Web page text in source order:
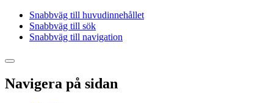
Snabbväg till huvudinnehållet
Snabbväg till sök
Snabbväg till navigation
Navigera på sidan